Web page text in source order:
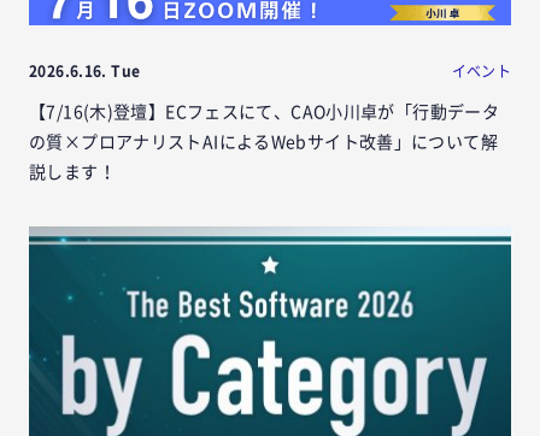
2026.6.16. Tue イベント
【7/16(木)登壇】ECフェスにて、CAO小川卓が「行動データ
の質×プロアナリストAIによるWebサイト改善」について解
説します！